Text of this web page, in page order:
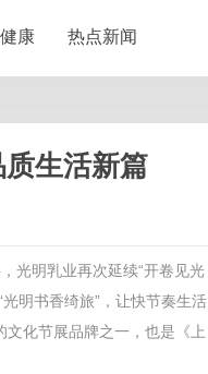
康 热点新闻
生活新篇
光明乳业再次延续“开卷见光
明书香绮旅”，让快节奏生活
化节展品牌之一，也是《上